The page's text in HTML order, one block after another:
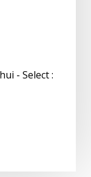
- Select :